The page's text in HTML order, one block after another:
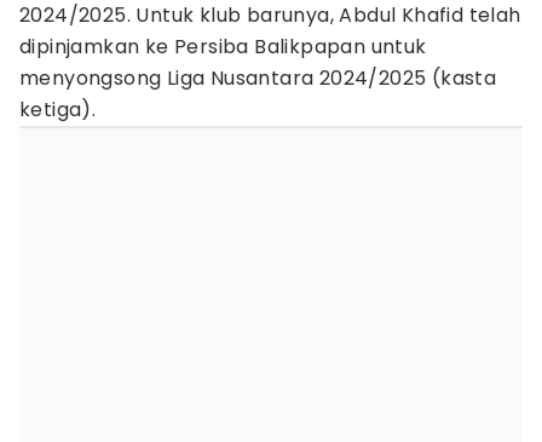
2024/2025. Untuk klub barunya, Abdul Khafid telah
dipinjamkan ke Persiba Balikpapan untuk
menyongsong Liga Nusantara 2024/2025 (kasta
ketiga).